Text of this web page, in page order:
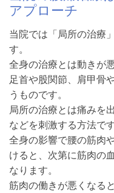
アプローチ
当院では「局所の治療
す。
全身の治療とは動きが
足首や股関節、肩甲骨
うものです。
局所の治療とは痛みを
などを刺激する方法です
全身の影響で腰の筋肉
けると、次第に筋肉の
なります。
筋肉の働きが悪くなる